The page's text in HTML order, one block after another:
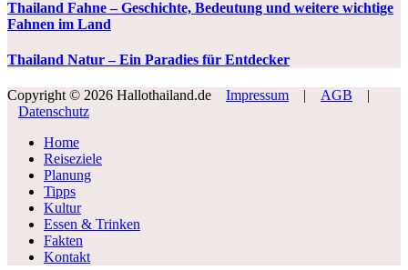
Thailand Fahne – Geschichte, Bedeutung und weitere wichtige
Fahnen im Land
Thailand Natur – Ein Paradies für Entdecker
Copyright © 2026 Hallothailand.de Impressum | AGB
|
Datenschutz
Home
Reiseziele
Planung
Tipps
Kultur
Essen & Trinken
Fakten
Kontakt